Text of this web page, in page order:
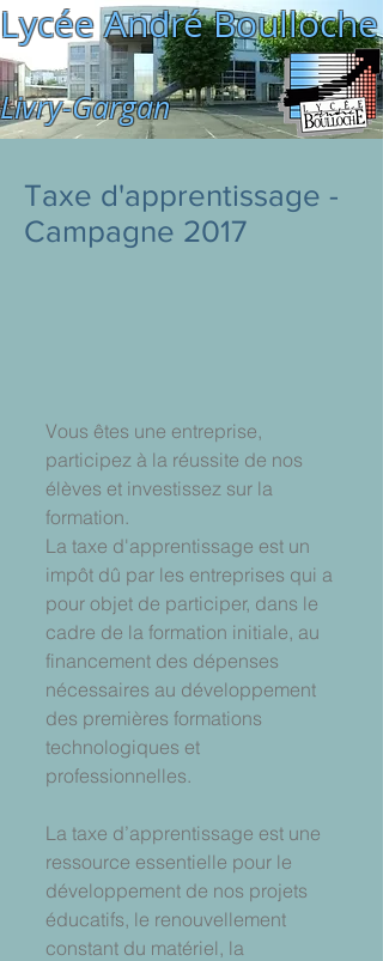
Lycée André Boulloche
Livry-Gargan
Taxe d'apprentissage -
Campagne 2017
Vous êtes une entreprise,
participez à la réussite de nos
élèves et investissez sur la
formation.
La taxe d'apprentissage est un
impôt dû par les entreprises qui a
pour objet de participer, dans le
cadre de la formation initiale, au
financement des dépenses
nécessaires au développement
des premières formations
technologiques et
professionnelles.
La taxe d’apprentissage est une
ressource essentielle pour le
développement de nos projets
éducatifs, le renouvellement
constant du matériel, la